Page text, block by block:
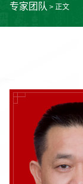
专家团队 > 正文